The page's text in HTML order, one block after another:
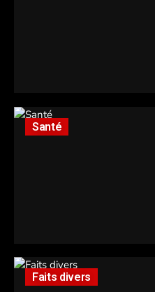
Santé
Faits divers